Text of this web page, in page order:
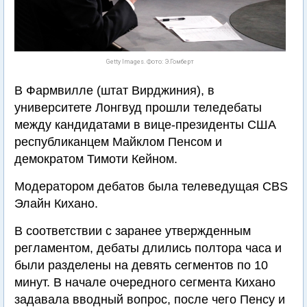
Getty Images. Фото: Э.Гомберт
В Фармвилле (штат Вирджиния), в
университете Лонгвуд прошли теледебаты
между кандидатами в вице-президенты США
республиканцем Майклом Пенсом и
демократом Тимоти Кейном.
Модератором дебатов была телеведущая CBS
Элайн Кихано.
В соответствии с заранее утвержденным
регламентом, дебаты длились полтора часа и
были разделены на девять сегментов по 10
минут. В начале очередного сегмента Кихано
задавала вводный вопрос, после чего Пенсу и